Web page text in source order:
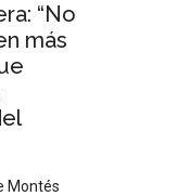
“No
más
Montés